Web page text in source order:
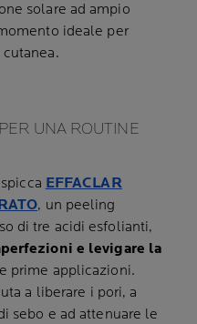
solare ad ampio
ideale per
UNA ROUTINE
EFFACLAR
, un peeling
di tre acidi esfolianti,
e levigare la
prime applicazioni.
a liberare i pori, a
sebo e ad attenuare le